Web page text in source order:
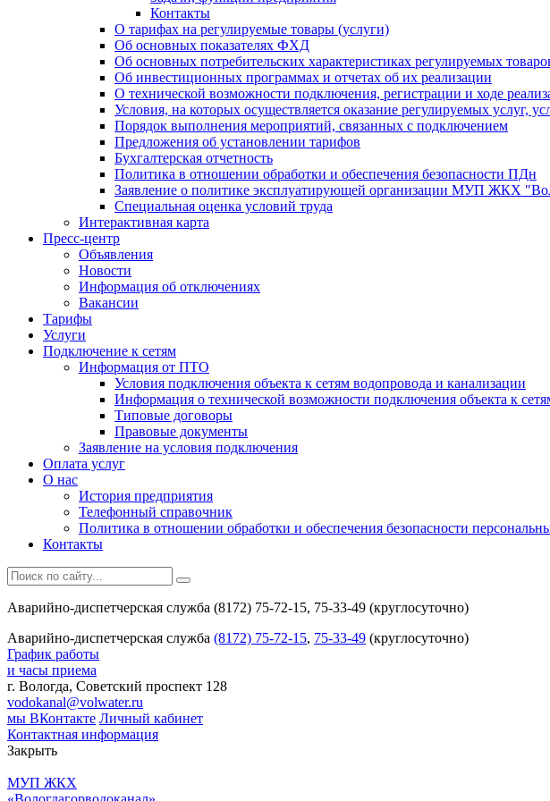
Контакты
О тарифах на регулируемые товары (услуги)
Об основных показателях ФХД
Об основных потребительских характеристиках регулируемых
Об инвестиционных программах и отчетах об их реализации
О технической возможности подключения, регистрации и ходе
Условия, на которых осуществляется оказание регулируемых услуг,
Порядок выполнения мероприятий, связанных с подключением
Предложения об установлении тарифов
Бухгалтерская отчетность
Политика в отношении обработки и обеспечения безопасности ПДн
Заявление о политике эксплуатирующей организации МУП ЖКХ
Специальная оценка условий труда
Интерактивная карта
Пресс-центр
Объявления
Новости
Информация об отключениях
Вакансии
Тарифы
Услуги
Подключение к сетям
Информация от ПТО
Условия подключения объекта к сетям водопровода и канализации
Информация о технической возможности подключения объекта к
Типовые договоры
Правовые документы
Заявление на условия подключения
Оплата услуг
О нас
История предприятия
Телефонный справочник
Политика в отношении обработки и обеспечения безопасности
Контакты
Аварийно-диспетчерская служба (8172) 75-72-15, 75-33-49 (круглосуточно)
Аварийно-диспетчерская служба (8172) 75-72-15, 75-33-49 (круглосуточно)
График работы
и часы приема
г. Вологда, Советский проспект 128
vodokanal@volwater.ru
мы ВКонтакте Личный кабинет
Контактная информация
Закрыть
МУП ЖКХ